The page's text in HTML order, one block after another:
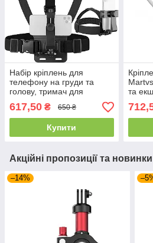
Набір кріплень для
телефону на груди та
голову, тримач для
зйомки, спорт, екшн 2в1
617,50 ₴ 650 ₴
Купити
та
Акційні пропозиції та новинки
–14%